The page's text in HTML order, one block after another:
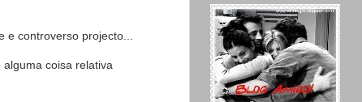
e controverso projecto...
coisa relativa